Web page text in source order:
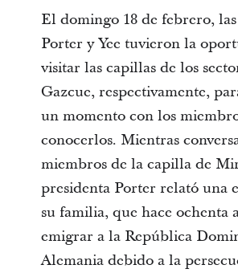
El domingo 18 de febrero,
Porter y Yee tuvieron la
visitar las capillas de los
Gazcue, respectivamente,
un momento con los
conocerlos. Mientras
miembros de la capilla de
presidenta Porter relató una
su familia, que hace ochenta
emigrar a la República
Alemania debido a la